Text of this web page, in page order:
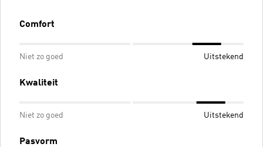
Comfort
Niet zo goed Uitstekend
Kwaliteit
Niet zo goed Uitstekend
Pasvorm